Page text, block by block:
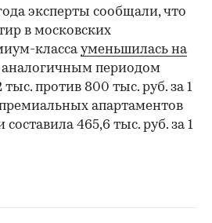
эксперты сообщали, что
в московских
классауменьшилась на
аналогичным периодом
против 800 тыс. руб. за 1
апартаментов
составила 465,6 тыс. руб. за 1